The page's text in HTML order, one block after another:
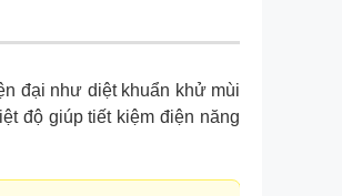
đại như diệt khuẩn khử mùi
độ giúp tiết kiệm điện năng